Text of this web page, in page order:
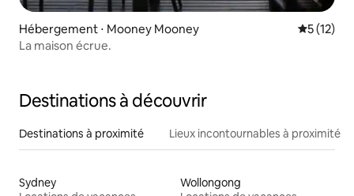
Hébergement ⋅ Mooney Mooney
5 (12)
La maison écrue.
Destinations à découvrir
Destinations à proximité Lieux incontournables à proximité
Sydney
Wollongong